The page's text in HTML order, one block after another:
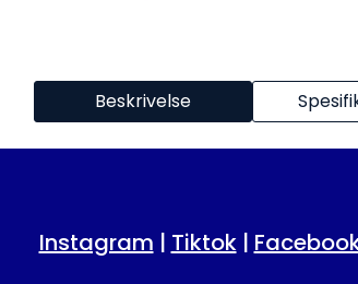
Beskrivelse
Instagram | Tiktok|